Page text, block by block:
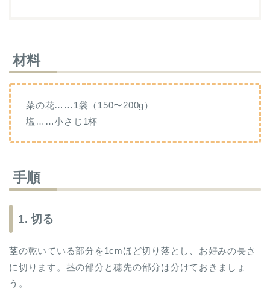
材料
菜の花……1袋（150〜200g）
塩……小さじ1杯
手順
1. 切る
茎の乾いている部分を1cmほど切り落とし、お好みの長さ
に切ります。茎の部分と穂先の部分は分けておきましょ
う。